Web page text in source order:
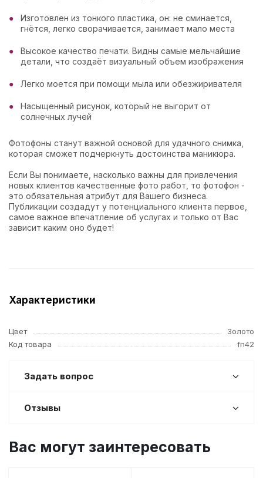
Изготовлен из тонкого пластика, он: не сминается,
гнётся, легко сворачивается, занимает мало места
Высокое качество печати. Видны самые мельчайшие
детали, что создаёт визуальный объем изображения
Легко моется при помощи мыла или обезжиривателя
Насыщенный рисунок, который не выгорит от
солнечных лучей
Фотофоны станут важной основой для удачного снимка,
которая сможет подчеркнуть достоинства маникюра.
Если Вы понимаете, насколько важны для привлечения
новых клиентов качественные фото работ, то фотофон -
это обязательная атрибут для Вашего бизнеса.
Публикации создадут у потенциального клиента первое,
самое важное впечатление об услугах и только от Вас
зависит каким оно будет!
Характеристики
Цвет
Золото
Код товара
fn42
Задать вопрос
Отзывы
Вас могут заинтересовать